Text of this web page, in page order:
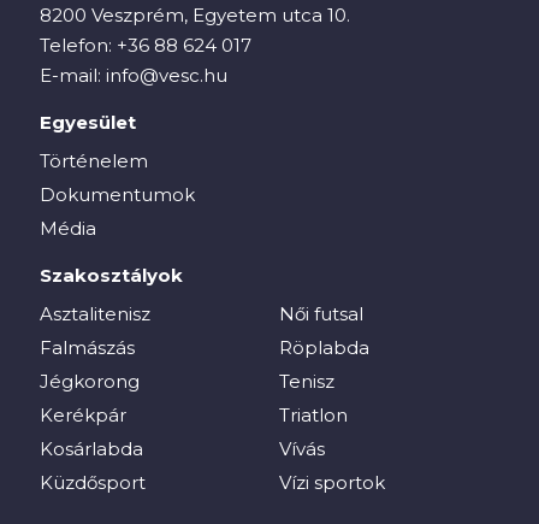
8200 Veszprém, Egyetem utca 10.
Telefon: +36 88 624 017
E-mail: info@vesc.hu
Egyesület
Történelem
Dokumentumok
Média
Szakosztályok
Asztalitenisz
Falmászás
Jégkorong
Kerékpár
Kosárlabda
Küzdősport
Női futsal
Röplabda
Tenisz
Triatlon
Vívás
Vízi sportok